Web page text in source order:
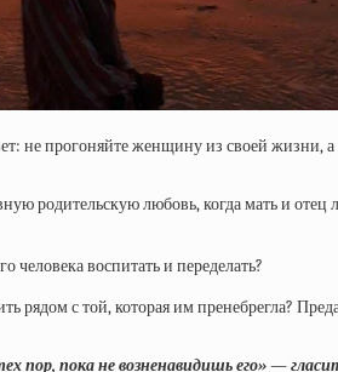
не прогоняйте женщину из своей жизни, а
родительскую любовь, когда мать и
человека воспитать и переделать?
рядом с той, которая им пренебрегла?
пор, пока не возненавидишь его» —